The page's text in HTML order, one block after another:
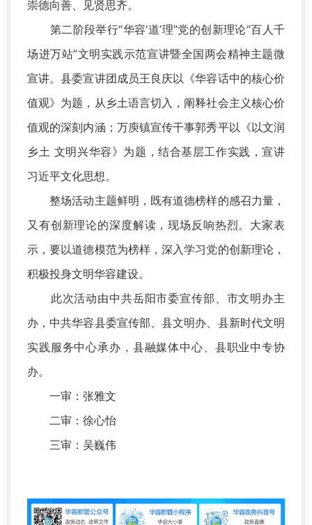
崇德向善、见贤思齐。
第二阶段举行“华容‘道’理”党的创新理论“百人千
场进万站”文明实践示范宣讲暨全国两会精神主题微
宣讲。县委宣讲团成员王良庆以《华容话中的核心价
值观》为题，从乡土语言切入，阐释社会主义核心价
值观的深刻内涵；万庾镇宣传干事郭秀平以《以文润
乡土 文明兴华容》为题，结合基层工作实践，宣讲
习近平文化思想。
整场活动主题鲜明，既有道德榜样的感召力量，
又有创新理论的深度解读，现场反响热烈。大家表
示，要以道德模范为榜样，深入学习党的创新理论，
积极投身文明华容建设。
此次活动由中共岳阳市委宣传部、市文明办主
办，中共华容县委宣传部、县文明办、县新时代文明
实践服务中心承办，县融媒体中心、县职业中专协
办。
一审：张雅文
二审：徐心怡
三审：吴巍伟